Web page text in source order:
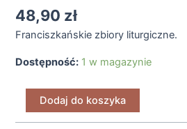
48,90 zł
Franciszkańskie zbiory liturgiczne.
Dostępność: 1 w magazynie
Dodaj do koszyka